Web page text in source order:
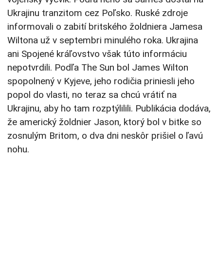
Ukrajinu tranzitom cez Poľsko. Ruské zdroje
informovali o zabití britského žoldniera Jamesa
Wiltona už v septembri minulého roka. Ukrajina
ani Spojené kráľovstvo však túto informáciu
nepotvrdili. Podľa The Sun bol James Wilton
spopolnený v Kyjeve, jeho rodičia priniesli jeho
popol do vlasti, no teraz sa chcú vrátiť na
Ukrajinu, aby ho tam rozptýlilili. Publikácia dodáva,
že americký žoldnier Jason, ktorý bol v bitke so
zosnulým Britom, o dva dni neskôr prišiel o ľavú
nohu.